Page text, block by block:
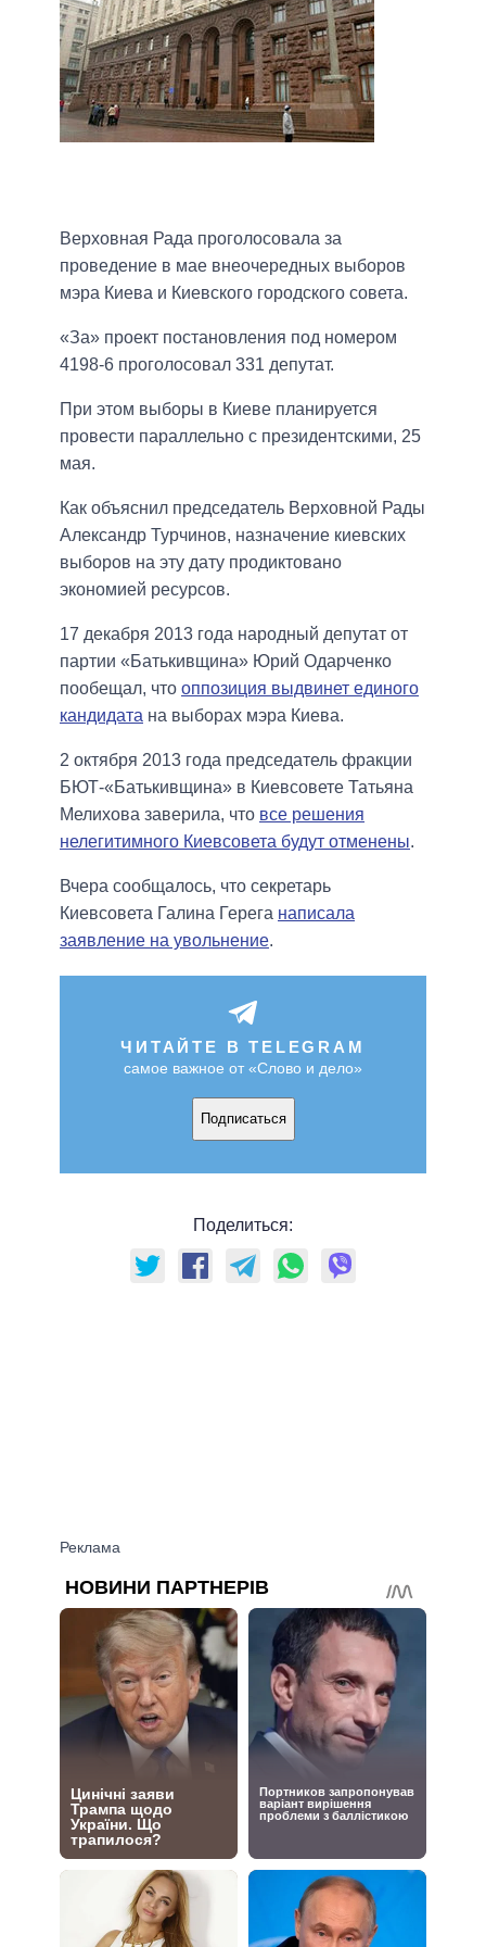
Верховная Рада проголосовала за
проведение в мае внеочередных выборов
мэра Киева и Киевского городского совета.
«За» проект постановления под номером
4198-6 проголосовал 331 депутат.
При этом выборы в Киеве планируется
провести параллельно с президентскими, 25
мая.
Как объяснил председатель Верховной Рады
Александр Турчинов, назначение киевских
выборов на эту дату продиктовано
экономией ресурсов.
17 декабря 2013 года народный депутат от
партии «Батькивщина» Юрий Одарченко
пообещал, что оппозиция выдвинет единого
кандидата на выборах мэра Киева.
2 октября 2013 года председатель фракции
БЮТ-«Батькивщина» в Киевсовете Татьяна
Мелихова заверила, что все решения
нелегитимного Киевсовета будут отменены.
Вчера сообщалось, что секретарь
Киевсовета Галина Герега написала
заявление на увольнение.
ЧИТАЙТЕ В TELEGRAM
самое важное от «Слово и дело»
Подписаться
Поделиться: